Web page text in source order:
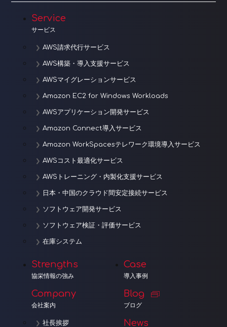
ョ
ン Service
サービス
AWS請求代行サービス
AWS構築・導入支援サービス
AWSマイグレーションサービス
Amazon EC2 for Windows Workloads
AWSアプリケーション開発サービス
Amazon Connect導入サービス
Amazon WorkSpacesテレワーク環境導入サービス
AWSコスト最適化サービス
AWSトレーニング・内製化支援サービス
日本・中国のクラウド間安定接続サービス
ソフトウェア開発サービス
ソフトウェア検証・評価サービス
在庫システム
Strengths
協栄情報の強み
Company
会社案内
社長挨拶
Case
導入事例
Blog
ブログ
News